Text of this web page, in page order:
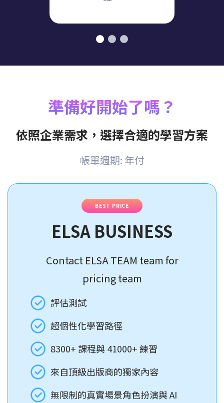
準備好開始了嗎？
依照企業需求，選擇合適的學習方案
帳單週期: 年付
BEST PRICE
ELSA BUSINESS
Contact ELSA TEAM team for
pricing team
評估測試
超個性化學習路徑
8300+ 課程與 41000+ 練習
來自頂級出版商的獨家內容
無限制的真實場景角色扮演與 AI